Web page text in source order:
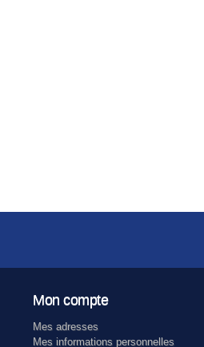
Mon compte
Mes adresses
Mes informations personnelles